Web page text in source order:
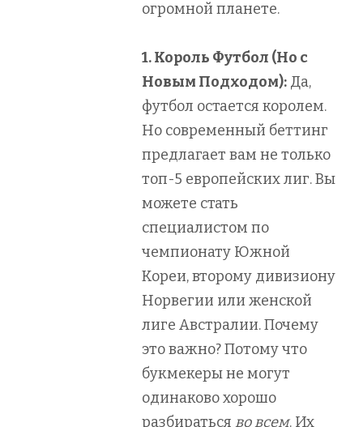
огромной планете.
1. Король Футбол (Но с
Новым Подходом): Да,
футбол остается королем.
Но современный беттинг
предлагает вам не только
топ-5 европейских лиг. Вы
можете стать
специалистом по
чемпионату Южной
Кореи, второму дивизиону
Норвегии или женской
лиге Австралии. Почему
это важно? Потому что
букмекеры не могут
одинаково хорошо
разбираться во всем. Их